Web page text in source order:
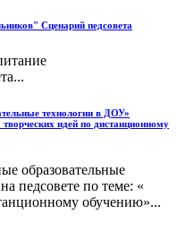
Сценарий педсовета
технологии в ДОУ»
идей по дистанционному
образовательные
педсовете по теме: «
обучению»...